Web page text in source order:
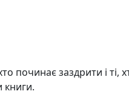
починає заздрити і ті,
книги.